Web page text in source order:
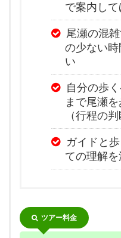
で案内し
尾瀬の混
の少ない
い
自分の歩
まで尾瀬
（行程の
ガイドと
ての理解
ツアー料金